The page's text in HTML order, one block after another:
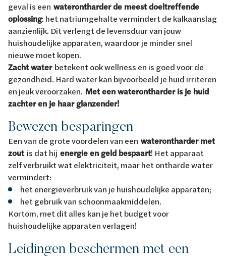
geval is een waterontharder de meest doeltreffende
oplossing: het natriumgehalte vermindert de kalkaanslag
aanzienlijk. Dit verlengt de levensduur van jouw
huishoudelijke apparaten, waardoor je minder snel
nieuwe moet kopen.
Zacht waterbetekent ook wellness en is goed voor de
gezondheid. Hard water kan bijvoorbeeld je huid irriteren
en jeuk veroorzaken. Met een waterontharder is je huid
zachter en je haar glanzender!
Bewezen besparingen
Een van de grote voordelen van een waterontharder met
zoutis dat hij energie en geld bespaart! Het apparaat
zelf verbruikt wat elektriciteit, maar het ontharde water
vermindert:
het energieverbruik van je huishoudelijke apparaten;
het gebruik van schoonmaakmiddelen.
Kortom, met dit alles kan je het budget voor
huishoudelijke apparaten verlagen!
Leidingen beschermen met een